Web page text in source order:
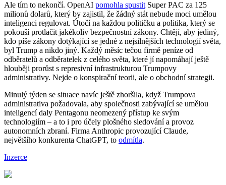
Ale tím to nekončí. OpenAI pomohla spustit Super PAC za 125
milionů dolarů, který by zajistil, že žádný stát nebude moci umělou
inteligenci regulovat. Útočí na každou političku a politika, který se
pokouší protlačit jakékoliv bezpečnostní zákony. Chtějí, aby jediný,
kdo píše zákony dotýkající se jedné z nejsilnějších technologií světa,
byl Trump a nikdo jiný. Každý měsíc tečou firmě peníze od
odběratelů a odběratelek z celého světa, které jí napomáhají ještě
hlouběji prorůst s represivní infrastrukturou Trumpovy
administrativy. Nejde o konspirační teorii, ale o obchodní strategii.
Minulý týden se situace navíc ještě zhoršila, když Trumpova
administrativa požadovala, aby společnosti zabývající se umělou
inteligencí daly Pentagonu neomezený přístup ke svým
technologiím – a to i pro účely plošného sledování a provoz
autonomních zbraní. Firma Anthropic provozující Claude,
největšího konkurenta ChatGPT, to odmítla.
Inzerce